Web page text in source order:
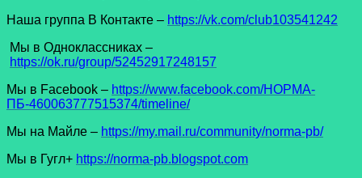
Наша группа В Контакте – https://vk.com/club103541242
Мы в Одноклассниках –
https://ok.ru/group/52452917248157
Мы в Facеbook – https://www.facebook.com/НОРМА-
ПБ-460063777515374/timeline/
Мы на Майле – https://my.mail.ru/community/norma-pb/
Мы в Гугл+ https://norma-pb.blogspot.com